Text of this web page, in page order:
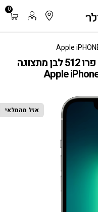
0
טלפון סלולרי אפל אייפון 13 פרו 512 לבן מתצוגה
Apple
אזל מהמלאי